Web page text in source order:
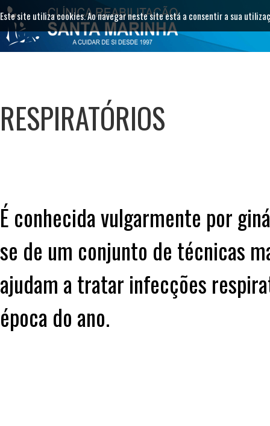
RESPIRATÓRIOS
É conhecida vulgarmente por
se de um conjunto de técnicas
ajudam a tratar infecções
época do ano.
Este site utiliza cookies. Ao navegar neste site está a consentir a sua